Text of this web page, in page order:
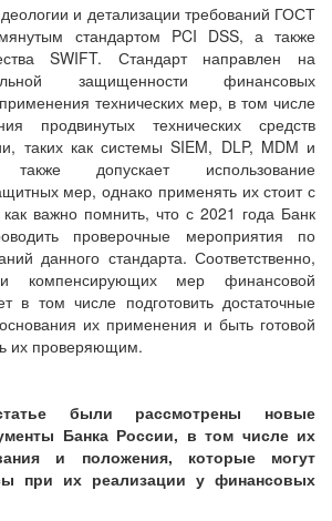
и детализации требований ГОСТ
стандартом PCI DSS, а также
SWIFT. Стандарт направлен на
защищенности финансовых
технических мер, в том числе
продвинутых технических средств
таких как системы SIEM, DLP, MDM и
допускает использование
мер, однако применять их стоит с
важно помнить, что с 2021 года Банк
проверочные мероприятия по
данного стандарта. Соответственно,
компенсирующих мер финансовой
в том числе подготовить достаточные
их применения и быть готовой
их проверяющим.
были рассмотрены новые
Банка России, в том числе их
и положения, которые могут
при их реализации у финансовых